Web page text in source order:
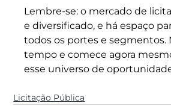
Lembre-se: o mercado de
e diversificado, e há espaço
todos os portes e segmentos.
tempo e comece agora
esse universo de
Licitação Pública